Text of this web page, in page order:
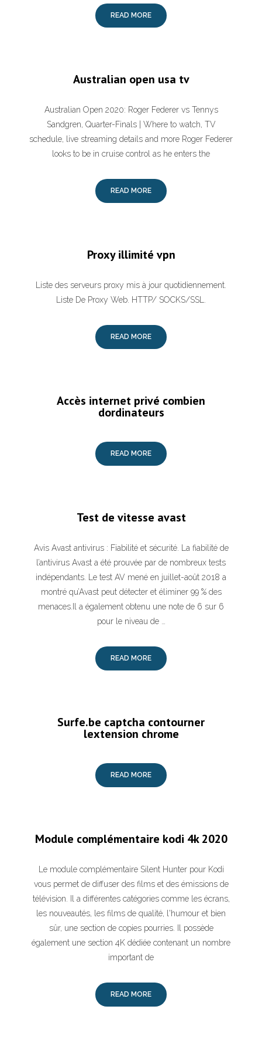
READ MORE
Australian open usa tv
Australian Open 2020: Roger Federer vs Tennys
Sandgren, Quarter-Finals | Where to watch, TV
schedule, live streaming details and more Roger Federer
looks to be in cruise control as he enters the
READ MORE
Proxy illimité vpn
Liste des serveurs proxy mis à jour quotidiennement.
Liste De Proxy Web. HTTP/ SOCKS/SSL.
READ MORE
Accès internet privé combien
dordinateurs
READ MORE
Test de vitesse avast
Avis Avast antivirus : Fiabilité et sécurité. La fiabilité de
l’antivirus Avast a été prouvée par de nombreux tests
indépendants. Le test AV mené en juillet-août 2018 a
montré qu’Avast peut détecter et éliminer 99 % des
menaces.Il a également obtenu une note de 6 sur 6
pour le niveau de …
READ MORE
Surfe.be captcha contourner
lextension chrome
READ MORE
Module complémentaire kodi 4k 2020
Le module complémentaire Silent Hunter pour Kodi
vous permet de diffuser des films et des émissions de
télévision. Il a différentes catégories comme les écrans,
les nouveautés, les films de qualité, l'humour et bien
sûr, une section de copies pourries. Il possède
également une section 4K dédiée contenant un nombre
important de
READ MORE